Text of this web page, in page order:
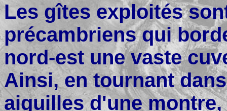
Les gîtes exploités
précambriens qui
nord-est une vaste
Ainsi, en tournant
aiguilles d'une